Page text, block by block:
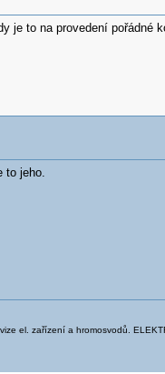
je to na provedení pořádné
to jeho.
el. zařízení a hromosvodů.